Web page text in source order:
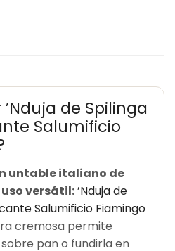
de Spilinga
Salumificio
untable italiano de
versátil:’Nduja de
Salumificio Fiamingo
cremosa permite
pan o fundirla en